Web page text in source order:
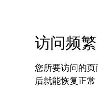
访问频
您所要访问的
后就能恢复正常